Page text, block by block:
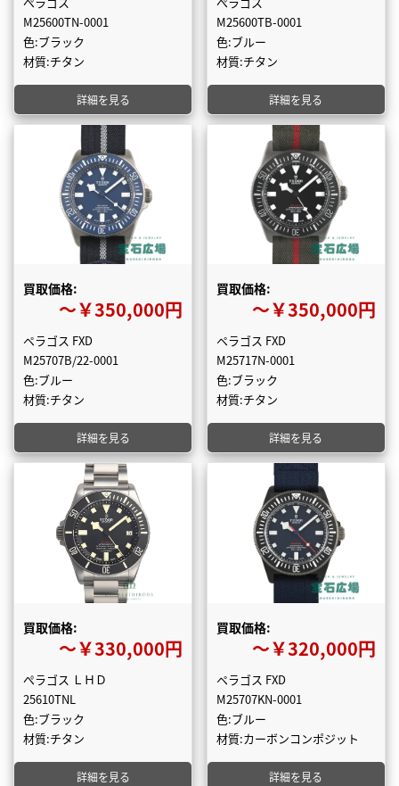
M25600TN-0001
色:ブラック
材質:チタン
詳細を見る
M25600TB-0001
色:ブルー
材質:チタン
詳細を見る
買取価格:
〜￥350,000円
ペラゴス FXD
M25707B/22-0001
色:ブルー
材質:チタン
詳細を見る
買取価格:
〜￥350,000円
ペラゴス FXD
M25717N-0001
色:ブラック
材質:チタン
詳細を見る
買取価格:
〜￥330,000円
ぺラゴス ＬＨＤ
25610TNL
色:ブラック
材質:チタン
詳細を見る
買取価格:
〜￥320,000円
ペラゴス FXD
M25707KN-0001
色:ブルー
材質:カーボンコンポジット
詳細を見る